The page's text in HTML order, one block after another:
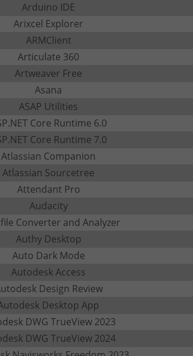
Arduino IDE
Arixcel Explorer
ARMClient
Articulate 360
Artweaver Free
Asana
ASAP Utilities
Core Runtime 6.0
Core Runtime 7.0
Atlassian Companion
Atlassian Sourcetree
Attendant Pro
Audacity
Converter and Analyzer
Authy Desktop
Auto Dark Mode
Autodesk Access
Design Review
Desktop App
DWG TrueView 2023
DWG TrueView 2024